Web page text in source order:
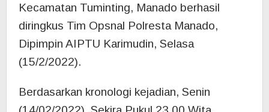
Kecamatan Tuminting, Manado berhasil
diringkus Tim Opsnal Polresta Manado,
Dipimpin AIPTU Karimudin, Selasa
(15/2/2022).
Berdasarkan kronologi kejadian, Senin